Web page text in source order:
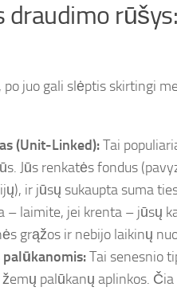
draudimo
juo gali slėptis skirtingi
(Unit-Linked):Tai
Jūs renkatės fondus
ir jūsų sukaupta suma
– laimite, jei krenta – jūsų
grąžos ir nebijo laikinų
Tai senesnio
palūkanų aplinkos.